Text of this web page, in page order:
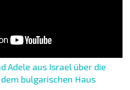
Adele aus Israel über die
bulgarischen Haus